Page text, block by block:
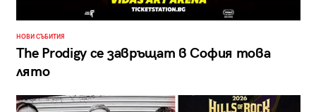
НОВИ СЪБИТИЯ
The Prodigy се завръщат в София това
лято